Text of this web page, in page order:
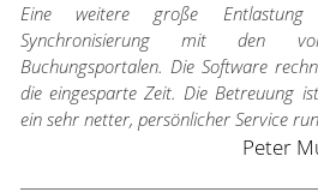
Eine weitere große
Synchronisierung mit den
Buchungsportalen. Die Software
die eingesparte Zeit. Die Betreuung
ein sehr netter, persönlicher Service
Peter